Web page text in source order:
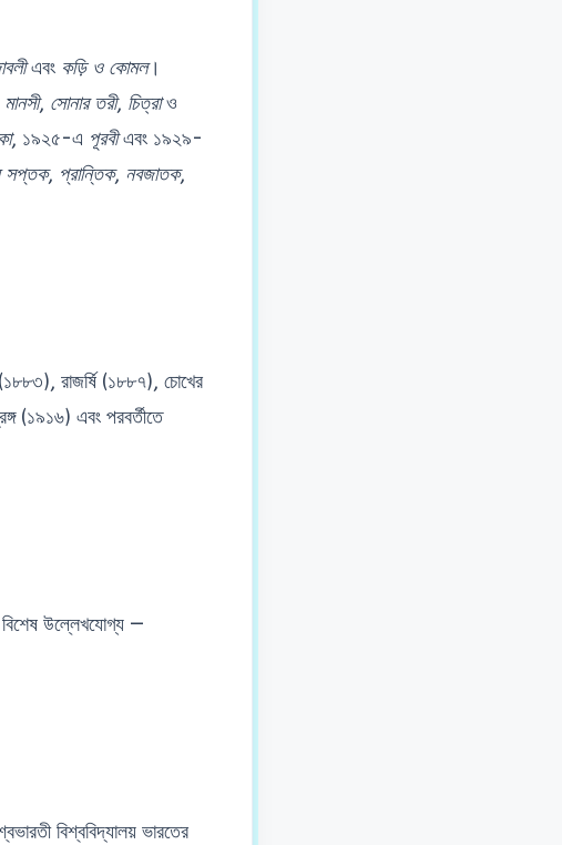
এবং কড়ি ও কোমল।
মানসী, সোনার তরী, চিত্রাও
, ১৯২৫-এ পূরবীএবং ১৯২৯-
সপ্তক, প্রান্তিক, নবজাতক,
রাজর্ষি (১৮৮৭), চোখের
(১৯১৬) এবং পরবর্তীতে
উল্লেখযোগ্য —
বিশ্ববিদ্যালয় ভারতের